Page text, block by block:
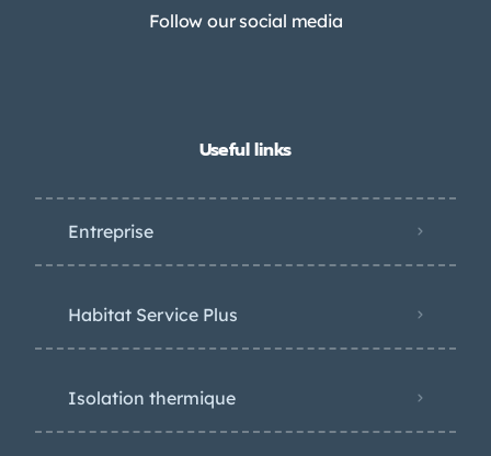
Follow our social media
Useful links
Entreprise
Habitat Service Plus
Isolation thermique